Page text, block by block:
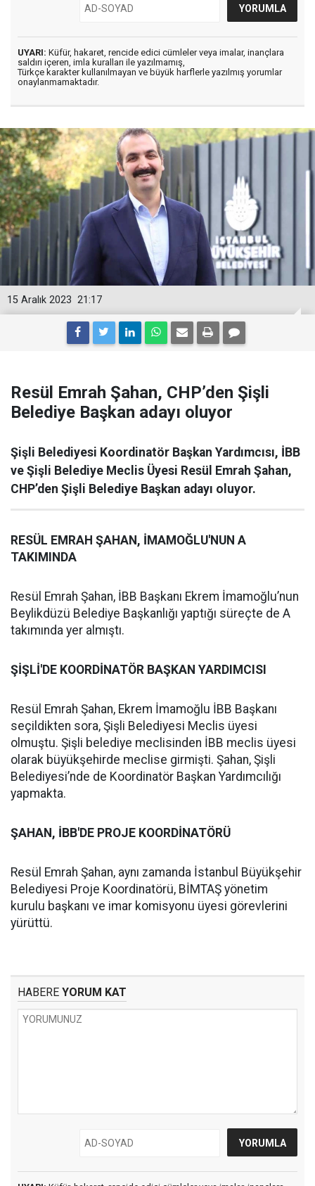
UYARI: Küfür, hakaret, rencide edici cümleler veya imalar, inançlara
saldırı içeren, imla kuralları ile yazılmamış,
Türkçe karakter kullanılmayan ve büyük harflerle yazılmış yorumlar
onaylanmamaktadır.
21:17
15 Aralık 2023
Resül Emrah Şahan, CHP’den Şişli
Belediye Başkan adayı oluyor
Şişli Belediyesi Koordinatör Başkan Yardımcısı, İBB
ve Şişli Belediye Meclis Üyesi Resül Emrah Şahan,
CHP’den Şişli Belediye Başkan adayı oluyor.
RESÜL EMRAH ŞAHAN, İMAMOĞLU'NUN A
TAKIMINDA
Resül Emrah Şahan, İBB Başkanı Ekrem İmamoğlu’nun
Beylikdüzü Belediye Başkanlığı yaptığı süreçte de A
takımında yer almıştı.
ŞİŞLİ'DE KOORDİNATÖR BAŞKAN YARDIMCISI
Resül Emrah Şahan, Ekrem İmamoğlu İBB Başkanı
seçildikten sora, Şişli Belediyesi Meclis üyesi
olmuştu. Şişli belediye meclisinden İBB meclis üyesi
olarak büyükşehirde meclise girmişti. Şahan, Şişli
Belediyesi’nde de Koordinatör Başkan Yardımcılığı
yapmakta.
ŞAHAN, İBB'DE PROJE KOORDİNATÖRÜ
Resül Emrah Şahan, aynı zamanda İstanbul Büyükşehir
Belediyesi Proje Koordinatörü, BİMTAŞ yönetim
kurulu başkanı ve imar komisyonu üyesi görevlerini
yürüttü.
HABERE YORUM KAT